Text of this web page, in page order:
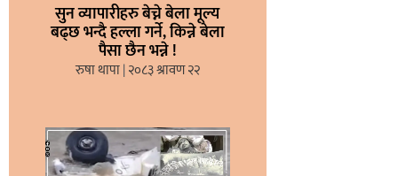
सुन व्यापारीहरु बेच्ने बेला मूल्य
बढ्छ भन्दै हल्ला गर्ने, किन्ने बेला
पैसा छैन भन्ने !
रुषा थापा २०८३ श्रावण २२